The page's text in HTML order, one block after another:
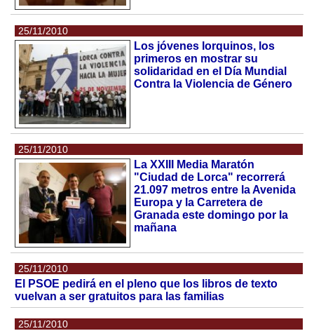
25/11/2010
Los jóvenes lorquinos, los
primeros en mostrar su
solidaridad en el Día Mundial
Contra la Violencia de Género
25/11/2010
La XXIII Media Maratón
"Ciudad de Lorca" recorrerá
21.097 metros entre la Avenida
Europa y la Carretera de
Granada este domingo por la
mañana
25/11/2010
El PSOE pedirá en el pleno que los libros de texto
vuelvan a ser gratuitos para las familias
25/11/2010